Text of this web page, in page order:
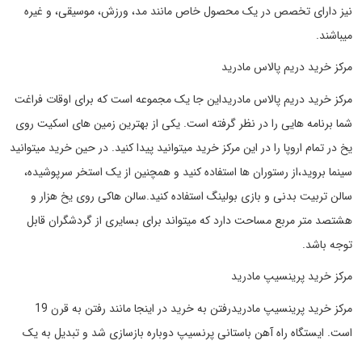
نیز دارای تخصص در یک محصول خاص مانند مد، ورزش، موسیقی، و غیره
میباشند.
مرکز خرید دریم پالاس مادرید
مرکز خرید دریم پالاس مادریداین جا یک مجموعه است که برای اوقات فراغت
شما برنامه هایی را در نظر گرفته است. یکی از بهترین زمین های اسکیت روی
یخ در تمام اروپا را در این مرکز خرید میتوانید پیدا کنید. در حین خرید میتوانید
سینما بروید،از رستوران ها استفاده کنید و همچنین از یک استخر سرپوشیده،
سالن تربیت بدنی و بازی بولینگ استفاده کنید.سالن هاکی روی یخ هزار و
هشتصد متر مربع مساحت دارد که میتواند برای بسایری از گردشگران قابل
توجه باشد.
مرکز خرید پرینسیپ مادرید
مرکز خرید پرینسیپ مادریدرفتن به خرید در اینجا مانند رفتن به قرن 19
است. ایستگاه راه آهن باستانی پرنسیپ دوباره بازسازی شد و تبدیل به یک